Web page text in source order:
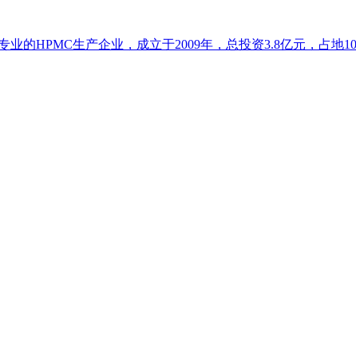
的HPMC生产企业，成立于2009年，总投资3.8亿元，占地